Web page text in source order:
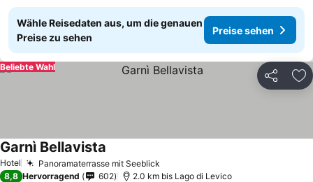
Wähle Reisedaten aus, um die genauen
Preise zu sehen
Preise sehen
Teilen
Beliebte Wahl
Hotel Panoramaterrasse mit Seeblick
Garnì Bellavista
8,8 Hervorragend 602 2.0 km bis Lago di Levico